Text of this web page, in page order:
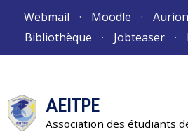
Webmail Moodle Aurion
Bibliothèque
Jobteaser
AEITPE
Association des étudiants